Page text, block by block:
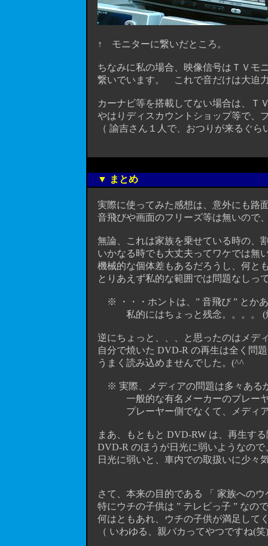
↑ モニターに繋いだところ。
ちなみに私の場合、映像信号はＴＶモ
繋いでいます。 これで音だけは大迫
カーナビ等を搭載してない場合は、Ｔ
やはりディスカウントショップ等で、
（ 諭吉さん１人で、おつりが来るぐら
▼ まとめ
実際に使ってみた感想は、意外にも路
音飛びや画面のフリーズ等は無いので
無論、これは家族を乗せている時の、
いかなる時でも大丈夫って ワケでは無
機械的な個体差もあるだろうし、何と
とりあえず私的な範囲では問題なしっ
※ ・・・ホントは、” 音飛び ” とかあ
私的にはちょっと残念。。。。 (
逆にちょっと、、、と思ったのはメデ
自分で焼いた DVD-R の再生は全く問
うまく読み込めませんでした。(^^ゞ
※ 実際、メディアの問題は多々ある
一般的な有名メーカーのプレーヤー
プレーヤー側でなくて、メディア
まあ、もともと DVD-RW は、再生す
DVD-R のほうが日光に弱いようなので
日光に弱いと、車内での取扱いに少々
さて、本来の目的である 「 家族への
特にウチの子供は ” テレビっ子 ” なの
何はともあれ、ウチの子供が満足して
（ いわゆる、親バカってやつですね(笑